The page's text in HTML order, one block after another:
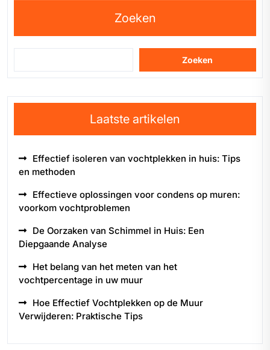
Zoeken
Zoeken
Laatste artikelen
Effectief isoleren van vochtplekken in huis: Tips
en methoden
Effectieve oplossingen voor condens op muren:
voorkom vochtproblemen
De Oorzaken van Schimmel in Huis: Een
Diepgaande Analyse
Het belang van het meten van het
vochtpercentage in uw muur
Hoe Effectief Vochtplekken op de Muur
Verwijderen: Praktische Tips